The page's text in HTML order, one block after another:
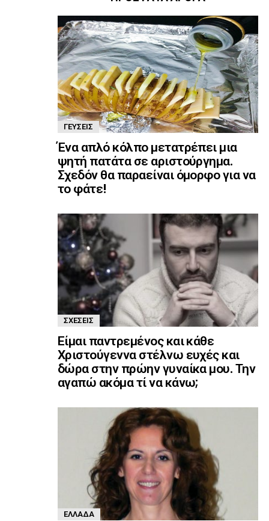
ΓΕΎΣΕΙΣ
Ένα απλό κόλπο μετατρέπει μια
ψητή πατάτα σε αριστούργημα.
Σχεδόν θα παραείναι όμορφο για να
το φάτε!
ΣΧΈΣΕΙΣ
Είμαι παντρεμένος και κάθε
Χριστούγεννα στέλνω ευχές και
δώρα στην πρώην γυναίκα μου. Την
αγαπώ ακόμα τί να κάνω;
ΕΛΛΆΔΑ